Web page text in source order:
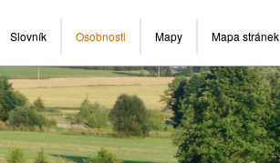
Slovník Osobnosti Mapy Mapa stránek